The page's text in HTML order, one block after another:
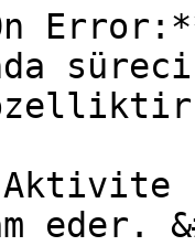
eder.